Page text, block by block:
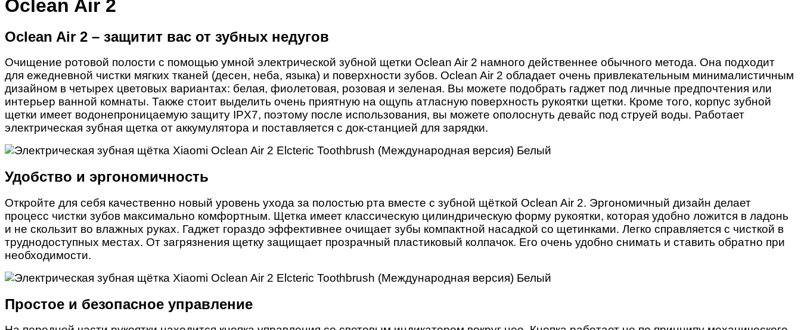
Oclean Air 2
Oclean Air 2 – защитит вас от зубных недугов
Очищение ротовой полости с помощью умной электрической зубной щетки Oclean Air 2 намного действеннее обычного метода. Она подходит
для ежедневной чистки мягких тканей (десен, неба, языка) и поверхности зубов. Oclean Air 2 обладает очень привлекательным минималистичным
дизайном в четырех цветовых вариантах: белая, фиолетовая, розовая и зеленая. Вы можете подобрать гаджет под личные предпочтения или
интерьер ванной комнаты. Также стоит выделить очень приятную на ощупь атласную поверхность рукоятки щетки. Кроме того, корпус зубной
щетки имеет водонепроницаемую защиту IPX7, поэтому после использования, вы можете ополоснуть девайс под струей воды. Работает
электрическая зубная щетка от аккумулятора и поставляется с док-станцией для зарядки.
Удобство и эргономичность
Откройте для себя качественно новый уровень ухода за полостью рта вместе с зубной щёткой Oclean Air 2. Эргономичный дизайн делает
процесс чистки зубов максимально комфортным. Щетка имеет классическую цилиндрическую форму рукоятки, которая удобно ложится в ладонь
и не скользит во влажных руках. Гаджет гораздо эффективнее очищает зубы компактной насадкой со щетинками. Легко справляется с чисткой в
труднодоступных местах. От загрязнения щетку защищает прозрачный пластиковый колпачок. Его очень удобно снимать и ставить обратно при
необходимости.
Простое и безопасное управление